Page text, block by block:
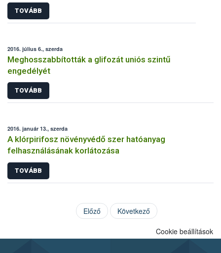
TOVÁBB
2016. július 6., szerda
Meghosszabbították a glifozát uniós szintű
engedélyét
TOVÁBB
2016. január 13., szerda
A klórpirifosz növényvédő szer hatóanyag
felhasználásának korlátozása
TOVÁBB
Előző Következő
Cookie beállítások